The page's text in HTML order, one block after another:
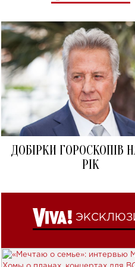
ДОБІРКИ ГОРОСКОПІВ
РІК